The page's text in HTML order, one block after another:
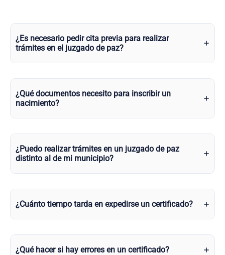
¿Es necesario pedir cita previa para realizar
trámites en el juzgado de paz?
¿Qué documentos necesito para inscribir un
nacimiento?
¿Puedo realizar trámites en un juzgado de paz
distinto al de mi municipio?
¿Cuánto tiempo tarda en expedirse un certificado?
¿Qué hacer si hay errores en un certificado?